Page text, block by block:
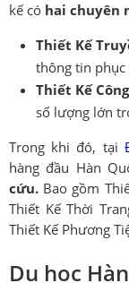
kế có hai chuyên
Thiết Kế
thông tin
Thiết Kế
số lượng lớn
Trong khi đó, tại
hàng đầu Hàn
cứu. Bao gồm
Thiết Kế Thời
Thiết Kế Phương
Du học